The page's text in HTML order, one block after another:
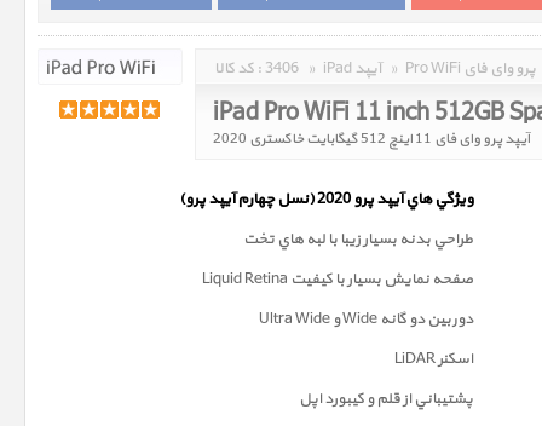
کد کالا : 3406 » iPad آیپد » Pro WiFi پرو وای فای
iPad Pro WiFi 11 inch 512GB
آیپد پرو وای فای 11 اینچ 512 گیگابایت خاکستری 2020
ويژگي هاي آيپد پرو 2020 ( نسل چهارمآيپد پرو)
طراحي بدنه بسيار زيبا با لبه هاي تخت
صفحه نمايش بسيار با کيفيت Liquid Retina
دوربين دو گانه Wide و Ultra Wide
اسکنر LiDAR
پشتيباني از قلم و کيبورد اپل